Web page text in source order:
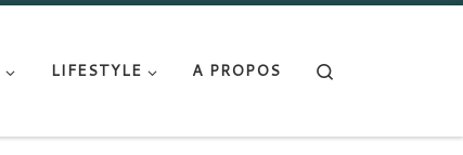
LIFESTYLE A PROPOS